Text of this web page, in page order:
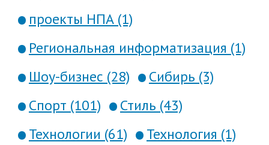
проекты НПА (1)
Региональная информатизация (1)
Шоу-бизнес (28)
Сибирь (3)
Спорт (101)
Стиль (43)
Технологии (61)
Технология (1)